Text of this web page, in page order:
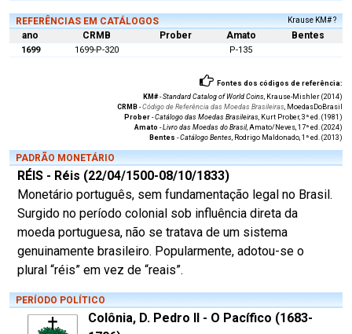
REFERÊNCIAS EM CATÁLOGOS Krause KM# ?
ano CRMB Prober Amato Bentes
1699 1699-P-320 P-135
Fontes dos códigos de referência:
KM#-Standard Catalog of World Coins, Krause-Mishler (2014)
CRMB -Código de Referência das Moedas Brasileiras, MoedasDoBrasil
Prober -Catálogo das Moedas Brasileiras, Kurt Prober, 3ª ed. (1981)
Amato -Livro das Moedas do Brasil, Amato/Neves, 17ª ed. (2024)
Bentes -Catálogo Bentes, Rodrigo Maldonado, 1ª ed. (2013)
PADRÃO MONETÁRIO
RÉIS - Réis (22/04/1500-08/10/1833)
Monetário português, sem fundamentação legal no Brasil.
Surgido no período colonial sob influência direta da
moeda portuguesa, não se tratava de um sistema
genuinamente brasileiro. Popularmente, adotou-se o
plural “réis” em vez de “reais”.
PERÍODO POLÍTICO
Colônia, D. Pedro II - O Pacífico (1683-